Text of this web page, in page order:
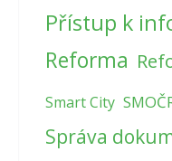
Přístup k
Reforma
Smart City
Správa